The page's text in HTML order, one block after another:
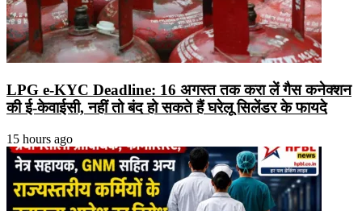
LPG e-KYC Deadline: 16 अगस्त तक करा लें गैस कनेक्शन
की ई-केवाईसी, नहीं तो बंद हो सकते हैं घरेलू सिलेंडर के फायदे
15 hours ago